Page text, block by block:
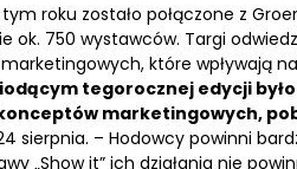
roku zostało połączone z
ok. 750 wystawców. Targi
które wpływają
tegorocznej edycji
marketingowych,
sierpnia. – Hodowcy powinni
„Show it” ich działania nie